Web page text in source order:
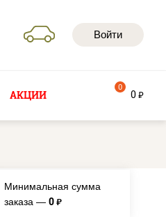
Войти
АКЦИИ 0 руб
0
Минимальная сумма
заказа — 0 руб.